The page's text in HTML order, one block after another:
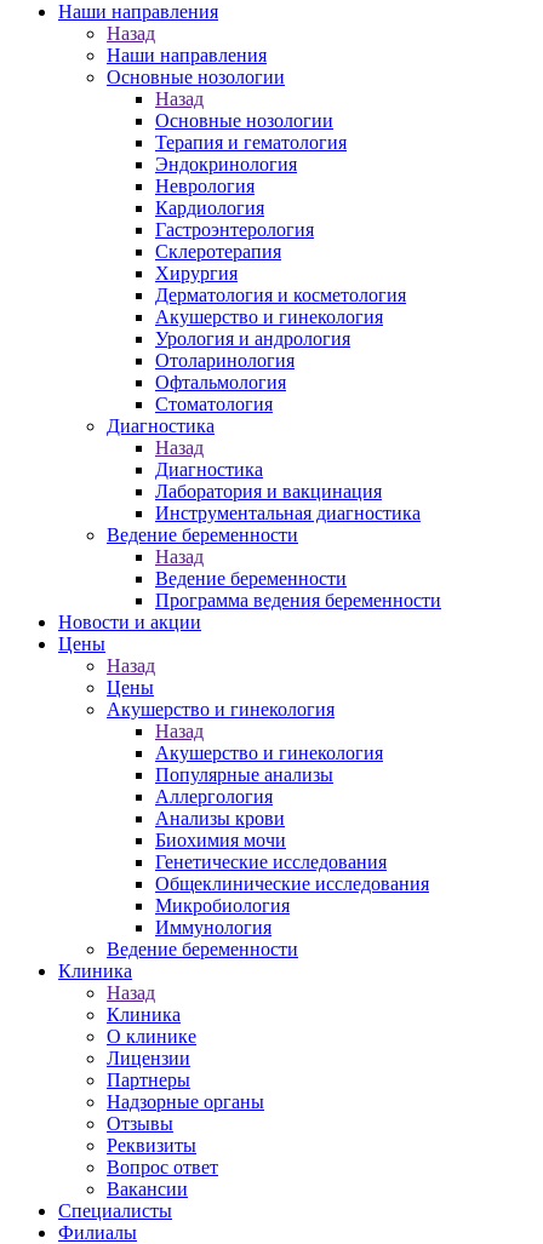
Наши направления
Назад
Наши направления
Основные нозологии
Назад
Основные нозологии
Терапия и гематология
Эндокринология
Неврология
Кардиология
Гастроэнтерология
Склеротерапия
Хирургия
Дерматология и косметология
Акушерство и гинекология
Урология и андрология
Отоларинология
Офтальмология
Стоматология
Диагностика
Назад
Диагностика
Лаборатория и вакцинация
Инструментальная диагностика
Ведение беременности
Назад
Ведение беременности
Программа ведения беременности
Новости и акции
Цены
Назад
Цены
Акушерство и гинекология
Назад
Акушерство и гинекология
Популярные анализы
Аллергология
Анализы крови
Биохимия мочи
Генетические исследования
Общеклинические исследования
Микробиология
Иммунология
Ведение беременности
Клиника
Назад
Клиника
О клинике
Лицензии
Партнеры
Надзорные органы
Отзывы
Реквизиты
Вопрос ответ
Вакансии
Специалисты
Филиалы